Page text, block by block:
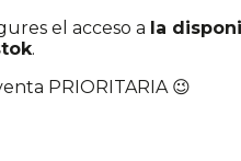
el acceso a la
.
PRIORITARIA 😉